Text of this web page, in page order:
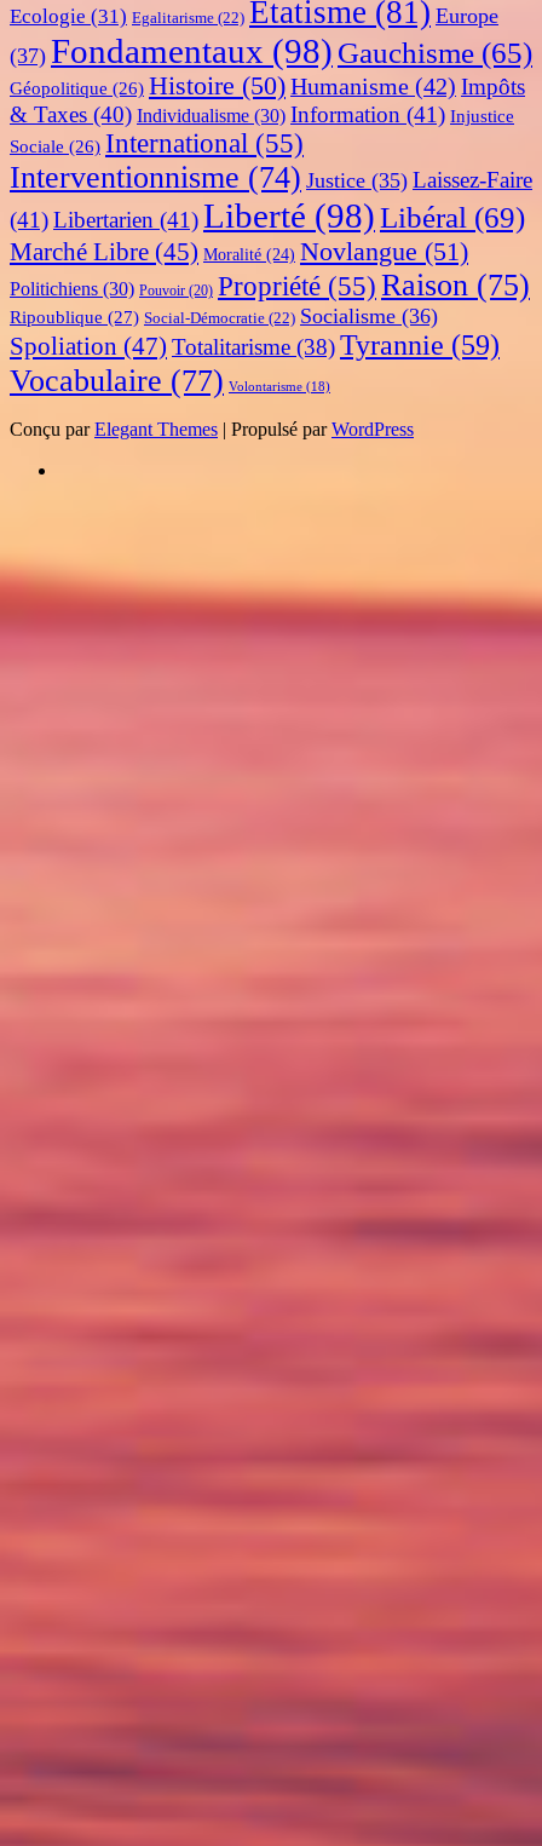
Ecologie (31) Egalitarisme (22) Etatisme (81) Europe
(37) Fondamentaux (98) Gauchisme (65)
Géopolitique (26) Histoire (50)Humanisme (42) Impôts
& Taxes (40) Individualisme (30) Information (41) Injustice
Sociale (26) International (55)
Interventionnisme (74) Justice (35) Laissez-Faire
(41)Libertarien (41)Liberté (98)Libéral (69)
Marché Libre (45) Moralité (24) Novlangue (51)
Politichiens (30) Pouvoir (20) Propriété (55) Raison (75)
Ripoublique (27) Social-Démocratie (22) Socialisme (36)
Spoliation (47) Totalitarisme (38)Tyrannie (59)
Vocabulaire (77) Volontarisme (18)
Conçu parElegant Themes | Propulsé parWordPress